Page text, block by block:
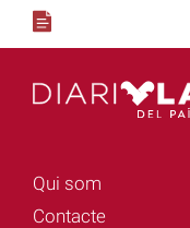
Qui som
Contacte